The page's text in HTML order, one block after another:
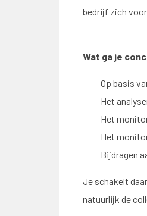
bedrijf zich
Wat ga je
Op basis
Het
Het
Het
Bijdragen
Je schakelt
natuurlijk de